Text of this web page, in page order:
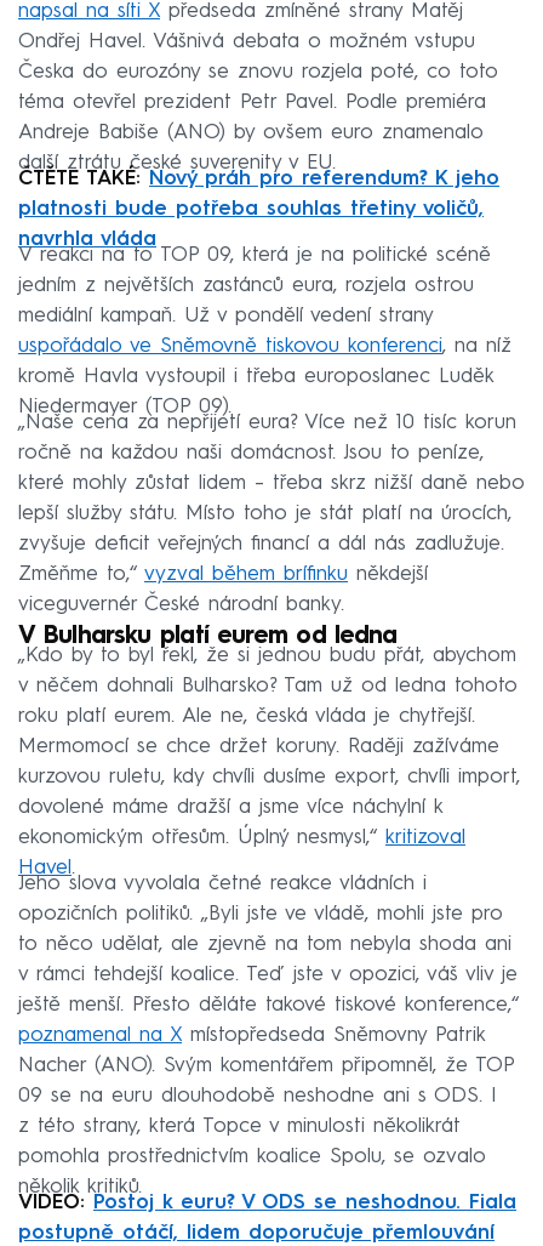
napsal na síti X předseda zmíněné strany Matěj
Ondřej Havel. Vášnivá debata o možném vstupu
Česka do eurozóny se znovu rozjela poté, co toto
téma otevřel prezident Petr Pavel. Podle premiéra
Andreje Babiše (ANO) by ovšem euro znamenalo
další ztrátu české suverenity v EU.
ČTĚTE TAKÉ:
Nový práh pro referendum? K jeho
platnosti bude potřeba souhlas třetiny voličů,
navrhla vláda
V reakci na to TOP 09, která je na politické scéně
jedním z největších zastánců eura, rozjela ostrou
mediální kampaň. Už v pondělí vedení strany
uspořádalo ve Sněmovně tiskovou konferenci, na níž
kromě Havla vystoupil i třeba europoslanec Luděk
Niedermayer (TOP 09).
„Naše cena za nepřijetí eura? Více než 10 tisíc korun
ročně na každou naši domácnost. Jsou to peníze,
které mohly zůstat lidem – třeba skrz nižší daně nebo
lepší služby státu. Místo toho je stát platí na úrocích,
zvyšuje deficit veřejných financí a dál nás zadlužuje.
Změňme to,“ vyzval během brífinku někdejší
viceguvernér České národní banky.
V Bulharsku platí eurem od ledna
„Kdo by to byl řekl, že si jednou budu přát, abychom
v něčem dohnali Bulharsko? Tam už od ledna tohoto
roku platí eurem. Ale ne, česká vláda je chytřejší.
Mermomocí se chce držet koruny. Raději zažíváme
kurzovou ruletu, kdy chvíli dusíme export, chvíli import,
dovolené máme dražší a jsme více náchylní k
ekonomickým otřesům. Úplný nesmysl,“ kritizoval
Havel .
Jeho slova vyvolala četné reakce vládních i
opozičních politiků. „Byli jste ve vládě, mohli jste pro
to něco udělat, ale zjevně na tom nebyla shoda ani
v rámci tehdejší koalice. Teď jste v opozici, váš vliv je
ještě menší. Přesto děláte takové tiskové konference,“
poznamenal na X místopředseda Sněmovny Patrik
Nacher (ANO). Svým komentářem připomněl, že TOP
09 se na euru dlouhodobě neshodne ani s ODS. I
z této strany, která Topce v minulosti několikrát
pomohla prostřednictvím koalice Spolu, se ozvalo
několik kritiků.
VIDEO:
Postoj k euru? V ODS se neshodnou. Fiala
postupně otáčí, lidem doporučuje přemlouvání